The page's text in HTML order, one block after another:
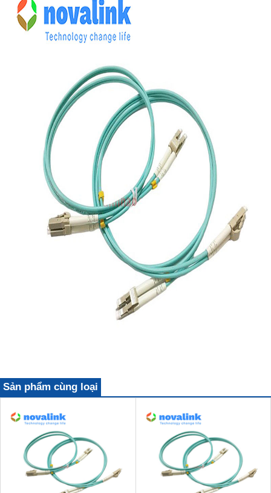
Sản phẩm cùng loại